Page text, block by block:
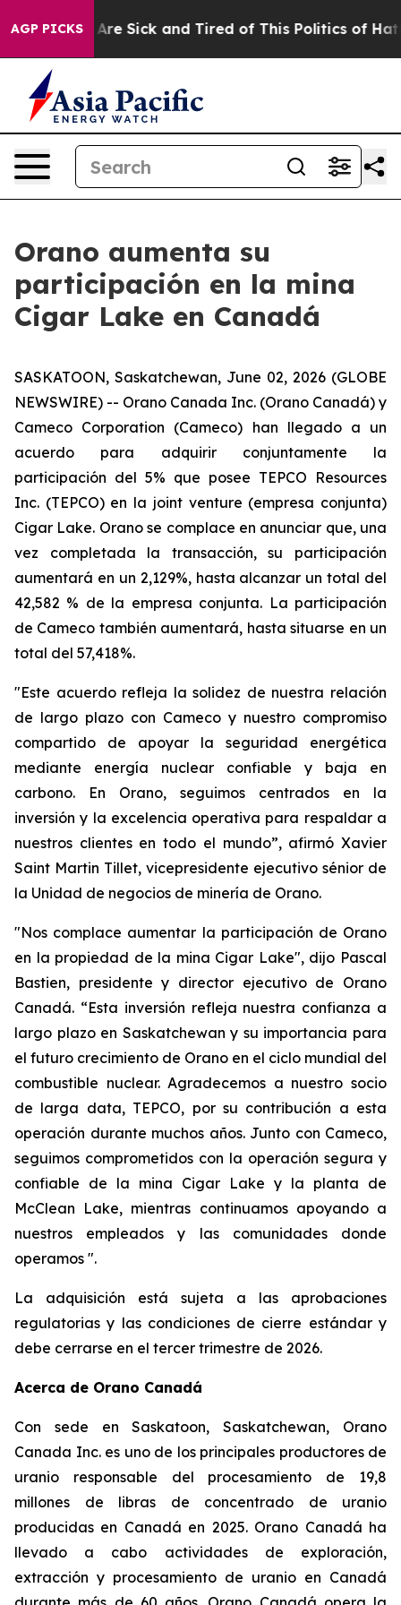
AGP PICKSAre Sick and Tired of This Politics of Hatred”
Orano aumenta su
participación en la mina
Cigar Lake en Canadá
SASKATOON, Saskatchewan, June 02, 2026 (GLOBE
NEWSWIRE) -- Orano Canada Inc. (Orano Canadá) y
Cameco Corporation (Cameco) han llegado a un
acuerdo para adquirir conjuntamente la
participación del 5% que posee TEPCO Resources
Inc. (TEPCO) en la joint venture (empresa conjunta)
Cigar Lake. Orano se complace en anunciar que, una
vez completada la transacción, su participación
aumentará en un 2,129%, hasta alcanzar un total del
42,582 % de la empresa conjunta. La participación
de Cameco también aumentará, hasta situarse en un
total del 57,418%.
"Este acuerdo refleja la solidez de nuestra relación
de largo plazo con Cameco y nuestro compromiso
compartido de apoyar la seguridad energética
mediante energía nuclear confiable y baja en
carbono. En Orano, seguimos centrados en la
inversión y la excelencia operativa para respaldar a
nuestros clientes en todo el mundo”, afirmó Xavier
Saint Martin Tillet, vicepresidente ejecutivo sénior de
la Unidad de negocios de minería de Orano.
"Nos complace aumentar la participación de Orano
en la propiedad de la mina Cigar Lake", dijo Pascal
Bastien, presidente y director ejecutivo de Orano
Canadá. “Esta inversión refleja nuestra confianza a
largo plazo en Saskatchewan y su importancia para
el futuro crecimiento de Orano en el ciclo mundial del
combustible nuclear. Agradecemos a nuestro socio
de larga data, TEPCO, por su contribución a esta
operación durante muchos años. Junto con Cameco,
seguimos comprometidos con la operación segura y
confiable de la mina Cigar Lake y la planta de
McClean Lake, mientras continuamos apoyando a
nuestros empleados y las comunidades donde
operamos ".
La adquisición está sujeta a las aprobaciones
regulatorias y las condiciones de cierre estándar y
debe cerrarse en el tercer trimestre de 2026.
Acerca de Orano Canadá
Con sede en Saskatoon, Saskatchewan, Orano
Canada Inc. es uno de los principales productores de
uranio responsable del procesamiento de 19,8
millones de libras de concentrado de uranio
producidas en Canadá en 2025. Orano Canadá ha
llevado a cabo actividades de exploración,
extracción y procesamiento de uranio en Canadá